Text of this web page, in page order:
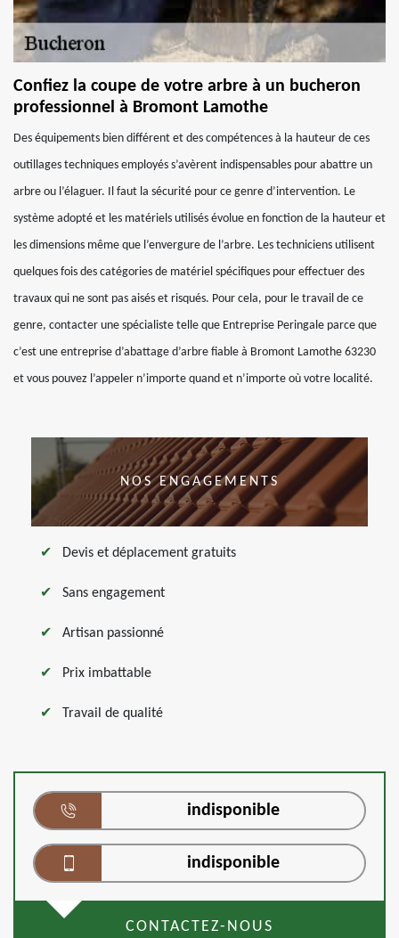
Confiez la coupe de votre arbre à un bucheron
professionnel à Bromont Lamothe
Des équipements bien différent et des compétences à la hauteur de ces
outillages techniques employés s’avèrent indispensables pour abattre un
arbre ou l’élaguer. Il faut la sécurité pour ce genre d’intervention. Le
système adopté et les matériels utilisés évolue en fonction de la hauteur et
les dimensions même que l’envergure de l’arbre. Les techniciens utilisent
quelques fois des catégories de matériel spécifiques pour effectuer des
travaux qui ne sont pas aisés et risqués. Pour cela, pour le travail de ce
genre, contacter une spécialiste telle que Entreprise Peringale parce que
c’est une entreprise d’abattage d’arbre fiable à Bromont Lamothe 63230
et vous pouvez l’appeler n’importe quand et n’importe où votre localité.
NOS ENGAGEMENTS
Devis et déplacement gratuits
Sans engagement
Artisan passionné
Prix imbattable
Travail de qualité
indisponible
indisponible
CONTACTEZ-NOUS